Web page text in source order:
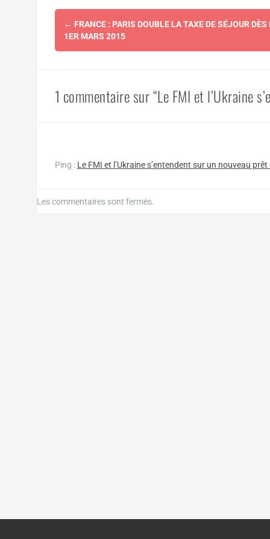
Navigation
d'article
← FRANCE : PARIS DOUBLE LA TAXE DE SÉJOUR DÈS
1ER MARS 2015
1 commentaire sur “Le FMI et l’Ukraine
Ping : Le FMI et l’Ukraine s’entendent sur un nouveau
Les commentaires sont fermés.